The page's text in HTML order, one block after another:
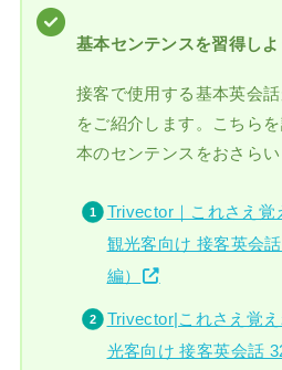
基本センテンスを習得しよ
接客で使用する基本英会
をご紹介します。こちら
本のセンテンスをおさら
Trivector｜これさえ覚
観光客向け 接客英会
編）
Trivector|これさえ覚
光客向け 接客英会話